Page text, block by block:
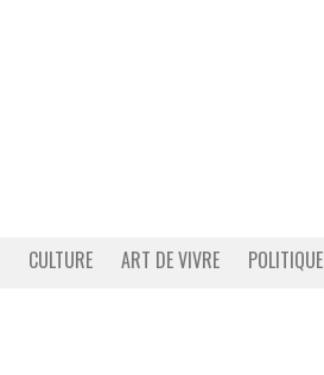
CULTURE ART DE VIVRE POLITIQUE